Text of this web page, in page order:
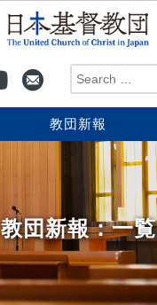
教団新報
教団新報：一覧